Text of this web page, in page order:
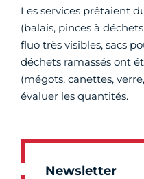
Les services prêtaient
(balais, pinces à
fluo très visibles, sacs
déchets ramassés ont
(mégots, canettes,
évaluer les quantités.
Newsletter